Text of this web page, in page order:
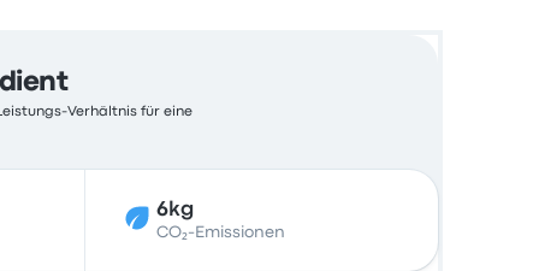
Verhältnis für eine
6kg
CO₂-Emissionen